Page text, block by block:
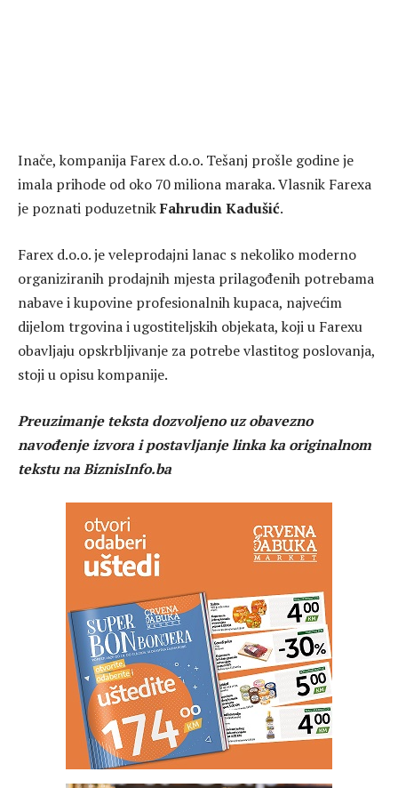
Inače, kompanija Farex d.o.o. Tešanj prošle godine je
imala prihode od oko 70 miliona maraka. Vlasnik Farexa
je poznati poduzetnikFahrudin Kadušić.
Farex d.o.o. je veleprodajni lanac s nekoliko moderno
organiziranih prodajnih mjesta prilagođenih potrebama
nabave i kupovine profesionalnih kupaca, najvećim
dijelom trgovina i ugostiteljskih objekata, koji u Farexu
obavljaju opskrbljivanje za potrebe vlastitog poslovanja,
stoji u opisu kompanije.
Preuzimanje teksta dozvoljeno uz obavezno
navođenje izvora i postavljanje linka ka originalnom
tekstu na BiznisInfo.ba